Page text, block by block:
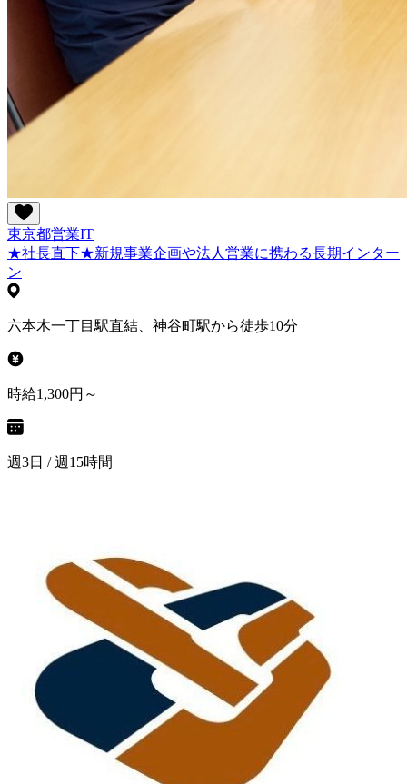
東京都営業IT
★社長直下★新規事業企画や法人営業に携わる長期インター
ン
六本木一丁目駅直結、神谷町駅から徒歩10分
時給1,300円～
週3日 / 週15時間